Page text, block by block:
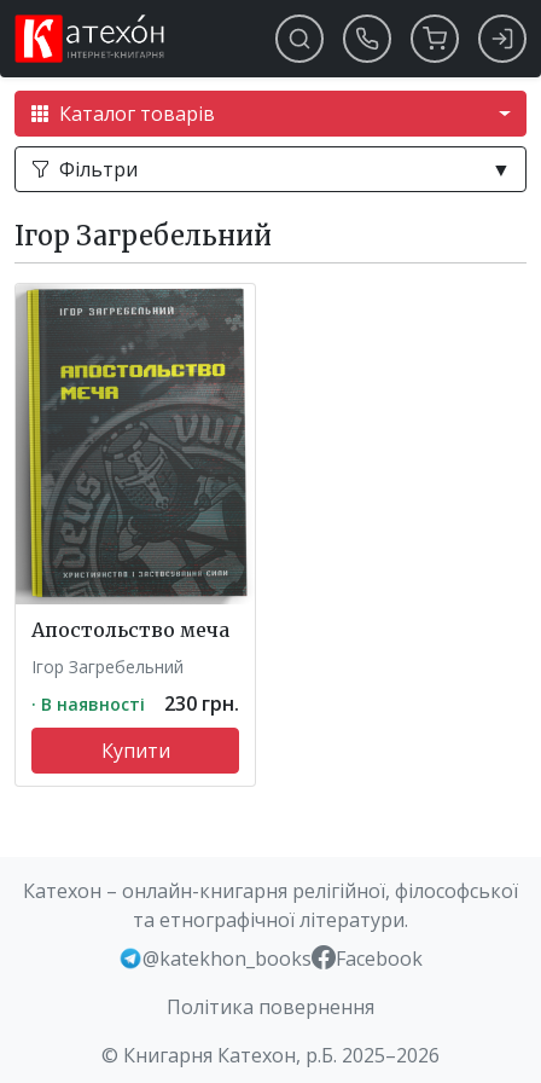
Каталог товарів
Фільтри ▼
Ігор Загребельний
Апостольство меча
Ігор Загребельний
· В наявності
230 грн.
Купити
Катехон – онлайн-книгарня релігійної, філософської
та етнографічної літератури.
@katekhon_books
Facebook
Політика повернення
© Книгарня Катехон, р.Б. 2025–2026